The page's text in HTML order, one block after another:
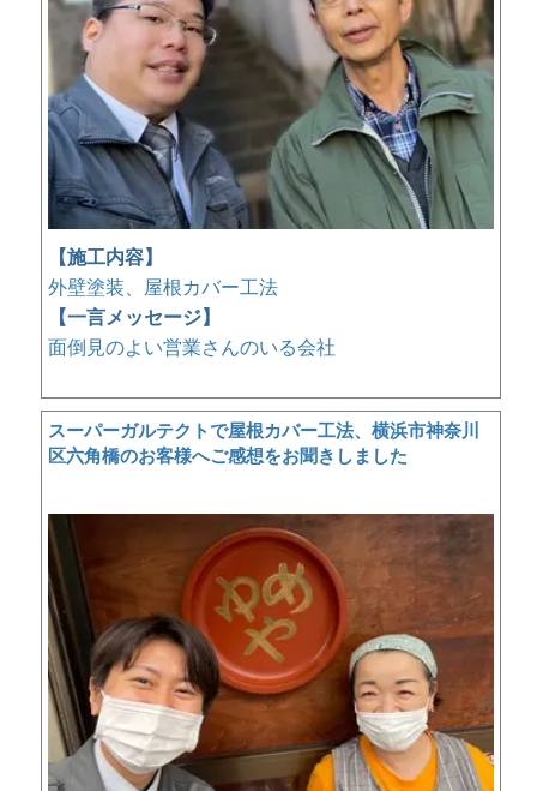
【施工内容】
外壁塗装、屋根カバー工法
【一言メッセージ】
面倒見のよい営業さんのいる会社
スーパーガルテクトで屋根カバー工法、横浜市神奈川
区六角橋のお客様へご感想をお聞きしました